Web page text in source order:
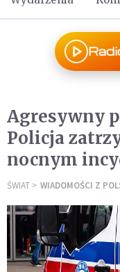
Agresywny
Policja
nocnym
ŚWIAT WIADOMOŚCI Z